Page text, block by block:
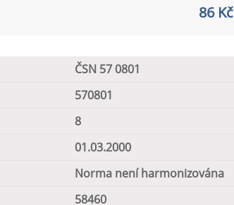
86 Kč
ČSN 57 0801
570801
8
01.03.2000
Norma není harmonizována
58460